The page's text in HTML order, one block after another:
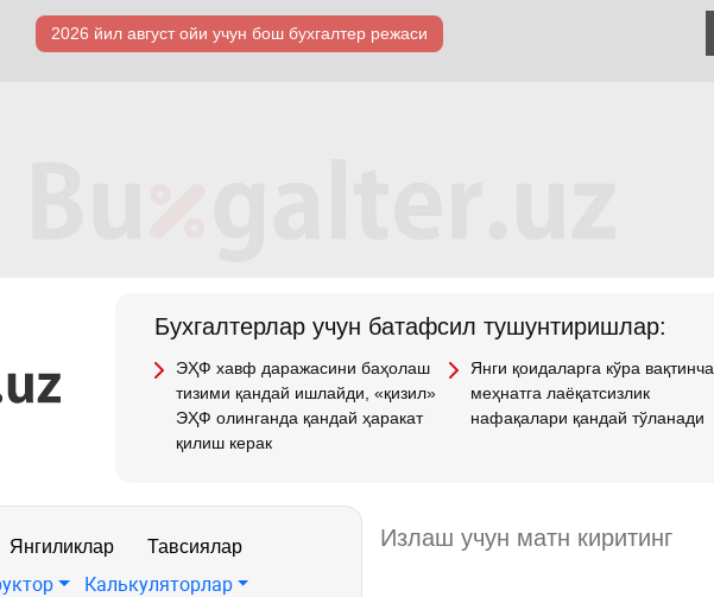
2026 йил август ойи учун бош бухгалтер режаси
Бухгалтерлар учун батафсил тушунтиришлар:
ЭҲФ хавф даражасини баҳолаш
тизими қандай ишлайди, «қизил»
ЭҲФ олинганда қандай ҳаракат
қилиш керак
Янги қоидаларга кўра вақтинча
меҳнатга лаёқатсизлик
нафақалари қандай тўланади
Янгиликлар
Тавсиялар
Калькуляторлар